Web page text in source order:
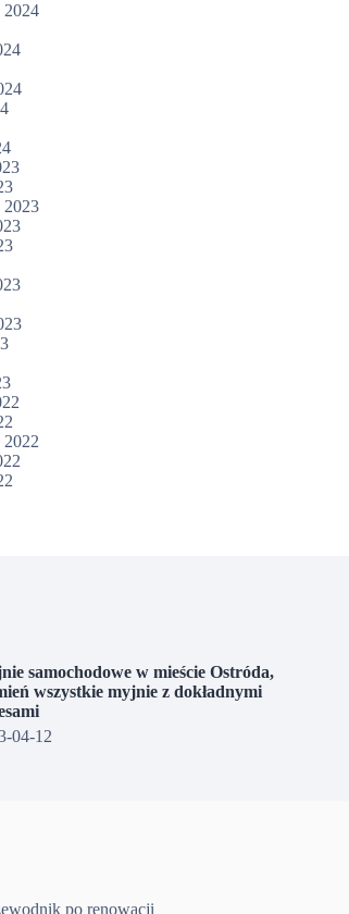
2024
2023
2022
samochodowe w mieście Ostróda,
wszystkie myjnie z dokładnymi
04-12
po renowacji